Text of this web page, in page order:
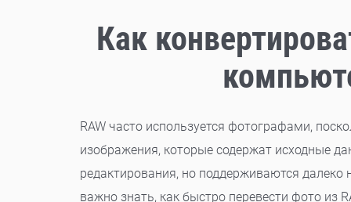
Как
RAW часто используется фотографами,
изображения, которые содержат исходные
редактирования, но поддерживаются
важно знать, как быстро перевести фото из